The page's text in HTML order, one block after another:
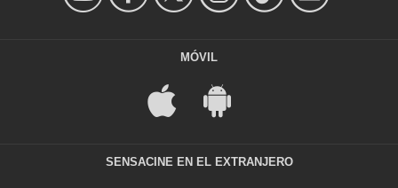
MÓVIL
SENSACINE EN EL EXTRANJERO